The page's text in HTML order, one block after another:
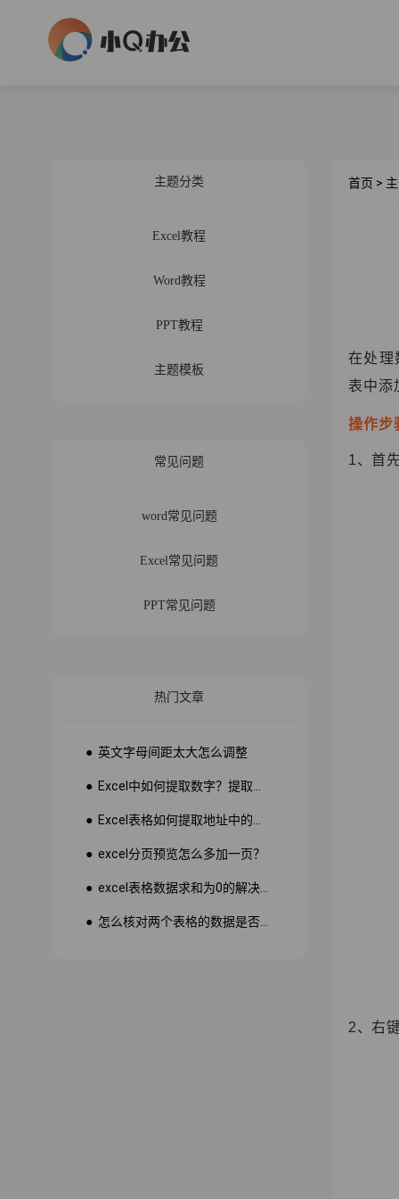
主题分类
Excel教程
Word教程
PPT教程
主题模板
常见问题
word常见问题
Excel常见问题
PPT常见问题
热门文章
● 英文字母间距太大怎么调整
● excel分页预览怎么多加一页？
首页 >
在处理
表中添
操作步
1、首
2、右